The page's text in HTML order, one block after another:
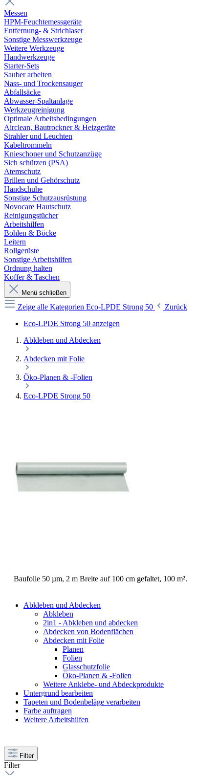
Messen
HPM-Feuchtemessgeräte
Entfernung- & Strichlaser
Sonstige Messwerkzeuge
Weitere Werkzeuge
Handwerkzeuge
Starter-Sets
Sauber arbeiten
Nass- und Trockensauger
Abfallsäcke
Abwasser-Spaltanlage
Werkzeugreinigung
Optimale Arbeitsbedingungen
Airclean, Bautrockner & Heizgeräte
Strahler und Leuchten
Kabeltrommeln
Knieschoner und Schutzanzüge
Sich schützen (PSA)
Atemschutz
Brillen und Gehörschutz
Handschuhe
Sonstige Schutzausrüstung
Novocare Hautschutz
Reinigungstücher
Arbeitshilfen
Bohlen & Böcke
Leitern
Rollgerüste
Sonstige Arbeitshilfen
Ordnung halten
Koffer & Taschen
Menü schließen
Zeige alle Kategorien Eco-LPDE Strong 50
Zurück
Eco-LPDE Strong 50 anzeigen
Abkleben und Abdecken
Abdecken mit Folie
Öko-Planen & -Folien
Eco-LPDE Strong 50
Baufolie 50 µm, 2 m Breite auf 100 cm gefaltet, 100 m².
Abkleben und Abdecken
Abkleben
2in1 - Abkleben und abdecken
Abdecken von Bodenflächen
Abdecken mit Folie
Planen
Folien
Glasschutzfolie
Öko-Planen & -Folien
Weitere Anklebe- und Abdeckprodukte
Untergrund bearbeiten
Tapeten und Bodenbeläge verarbeiten
Farbe auftragen
Weitere Arbeitshilfen
Filter
Filter